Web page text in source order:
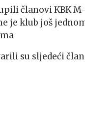
članovi KBK
je klub još
su sljedeći